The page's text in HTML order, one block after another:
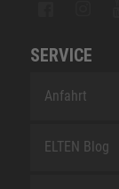
SERVICE
Anfahrt
ELTEN Blog